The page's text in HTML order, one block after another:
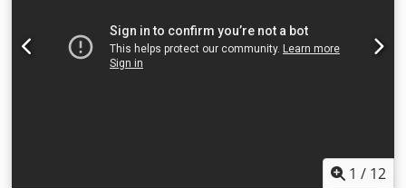
1 / 12